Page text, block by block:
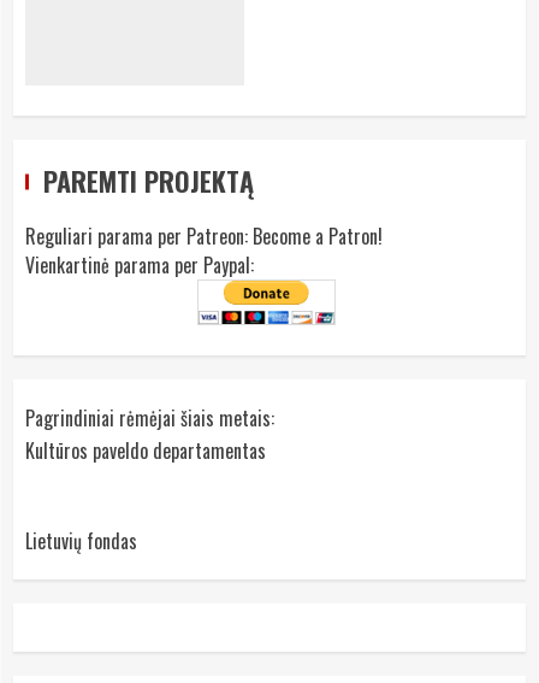
PAREMTI PROJEKTĄ
Reguliari parama per Patreon: Become a Patron!
Vienkartinė parama per Paypal:
Pagrindiniai rėmėjai šiais metais:
Kultūros paveldo departamentas
Lietuvių fondas